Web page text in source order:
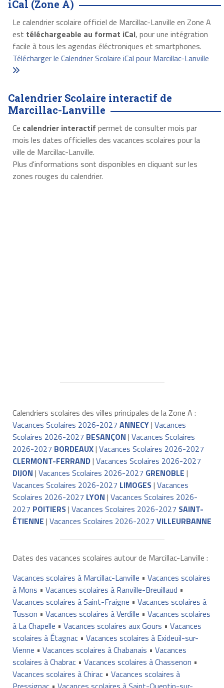
iCal (Zone A)
Le calendrier scolaire officiel de Marcillac-Lanville en Zone A
est téléchargeable au format iCal, pour une intégration
facile à tous les agendas éléctroniques et smartphones.
Télécharger le Calendrier Scolaire iCal pour Marcillac-Lanville
Calendrier Scolaire interactif de
Marcillac-Lanville
Ce calendrier interactif permet de consulter mois par
mois les dates officielles des vacances scolaires pour la
ville de Marcillac-Lanville.
Plus d'informations sont disponibles en cliquant sur les
zones rouges du calendrier.
Calendriers scolaires des villes principales de la Zone A :
Vacances Scolaires 2026-2027 ANNECY| Vacances
Scolaires 2026-2027 BESANÇON | Vacances Scolaires
2026-2027 BORDEAUX| Vacances Scolaires 2026-2027
CLERMONT-FERRAND| Vacances Scolaires 2026-2027
DIJON | Vacances Scolaires 2026-2027 GRENOBLE |
Vacances Scolaires 2026-2027 LIMOGES| Vacances
Scolaires 2026-2027 LYON | Vacances Scolaires 2026-
2027 POITIERS| Vacances Scolaires 2026-2027 SAINT-
ÉTIENNE | Vacances Scolaires 2026-2027 VILLEURBANNE
Dates des vacances scolaires autour de Marcillac-Lanville :
Vacances scolaires à Marcillac-Lanville • Vacances scolaires
à Mons • Vacances scolaires à Ranville-Breuillaud •
Vacances scolaires à Saint-Fraigne • Vacances scolaires à
Tusson • Vacances scolaires à Verdille • Vacances scolaires
à La Chapelle • Vacances scolaires aux Gours • Vacances
scolaires à Étagnac• Vacances scolaires à Exideuil-sur-
Vienne • Vacances scolaires à Chabanais • Vacances
scolaires à Chabrac• Vacances scolaires à Chassenon •
Vacances scolaires à Chirac• Vacances scolaires à